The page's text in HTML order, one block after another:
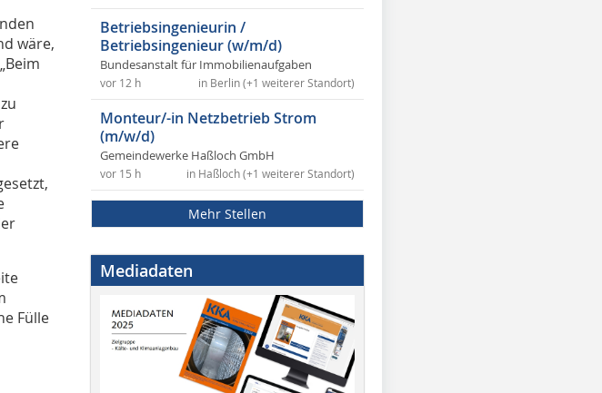
wäre,
Fülle
KKA-
servierte“ Meldungen
Apps, Whitepapers
sowie Hinweise auf
Betriebsingenieurin /
Betriebsingenieur (w/m/d)
Bundesanstalt für Immobilienaufgaben
in Berlin (+1 weiterer Standort)
vor 12 h
Monteur/-in Netzbetrieb Strom
(m/w/d)
Gemeindewerke Haßloch GmbH
in Haßloch (+1 weiterer Standort)
vor 15 h
Mehr Stellen
Mediadaten